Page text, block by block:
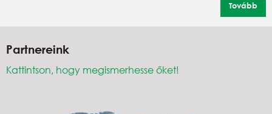
Tovább
Partnereink
Kattintson, hogy megismerhesse őket!